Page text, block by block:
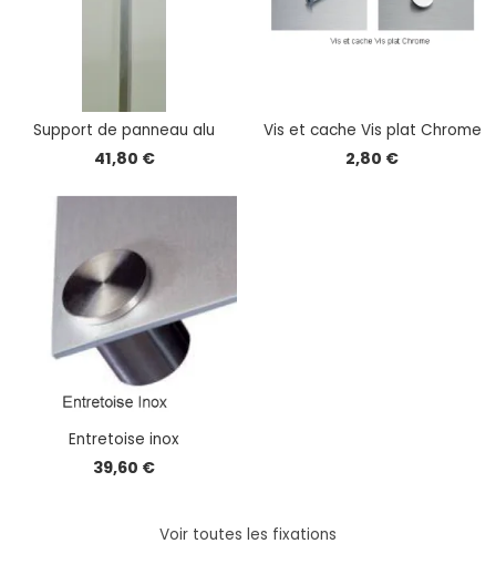
Support de panneau alu
41,80 €
Vis et cache Vis plat Chrome
2,80 €
Entretoise inox
39,60 €
Voir toutes les fixations